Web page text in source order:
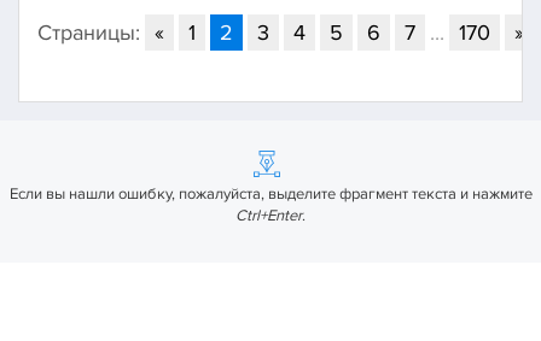
Страницы: « 1 2 3 4 5 6 7 ... 170 »
Если вы нашли ошибку, пожалуйста, выделите фрагмент текста и нажмите
Ctrl+Enter.